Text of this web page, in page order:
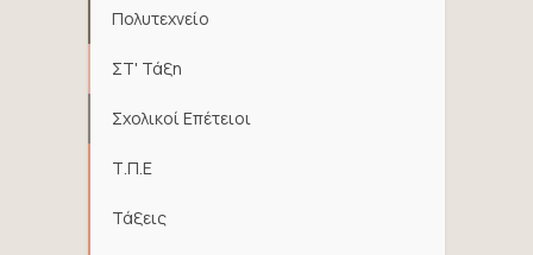
Πολυτεχνείο
ΣΤ' Τάξη
Σχολικοί Επέτειοι
Τ.Π.Ε
Τάξεις